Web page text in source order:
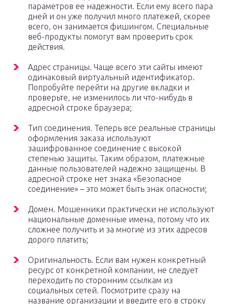
параметров ее надежности. Если ему всего пара
дней и он уже получил много платежей, скорее
всего, он занимается фишингом. Специальные
веб-продукты помогут вам проверить срок
действия.
Адрес страницы. Чаще всего эти сайты имеют
одинаковый виртуальный идентификатор.
Попробуйте перейти на другие вкладки и
проверьте, не изменилось ли что-нибудь в
адресной строке браузера;
Тип соединения. Теперь все реальные страницы
оформления заказа используют
зашифрованное соединение с высокой
степенью защиты. Таким образом, платежные
данные пользователей надежно защищены. В
адресной строке нет знака «Безопасное
соединение» – это может быть знак опасности;
Домен. Мошенники практически не используют
национальные доменные имена, потому что их
сложнее получить и за многие из этих адресов
дорого платить;
Оригинальность. Если вам нужен конкретный
ресурс от конкретной компании, не следует
переходить по сторонним ссылкам из
социальных сетей. Посмотрите сразу на
название организации и введите его в строку